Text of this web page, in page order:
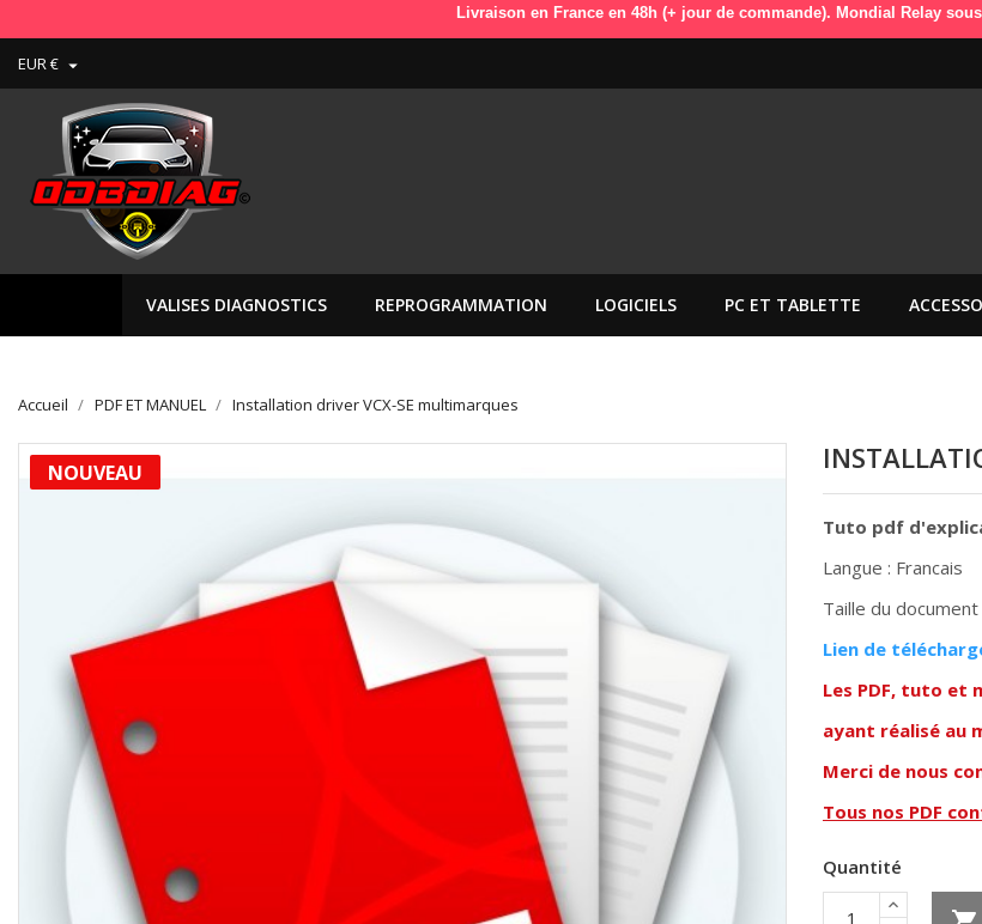
Livraison en France en 48h (+ jour de commande). Mondial Relay sous 72h (+
EUR € 
VALISES DIAGNOSTICS REPROGRAMMATION LOGICIELS PC ET TABLETTE
Accueil PDF ET MANUEL Installation driver VCX-SE multimarques
NOUVEAU
Tuto pdf
Langue : Francais
Taille du
Lien de
Les PDF, tuto et
ayant réalisé au
Merci de nous
Tous nos PDF
Quantité